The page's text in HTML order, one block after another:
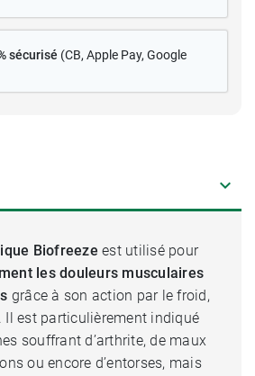
sécurisé (CB, Apple Pay, Google
Biofreeze est utilisé pour
les douleurs musculaires
grâce à son action par le froid,
. Il est particulièrement indiqué
souffrant d’arthrite, de maux
ou encore d’entorses, mais